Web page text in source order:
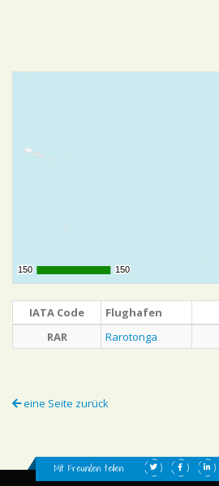
150
150 150
150
IATA Code Flughafen
RAR
Rarotonga
eine Seite zurück
Mit Freunden teilen: